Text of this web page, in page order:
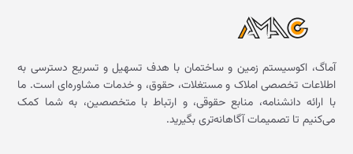
آماگ، اکوسیستم زمین و ساختمان با هدف تسهیل و تسریع دسترسی به
اطلاعات تخصصی املاک و مستغلات، حقوق، و خدمات مشاوره‌ای است. ما
با ارائه دانشنامه، منابع حقوقی، و ارتباط با متخصصین، به شما کمک
می‌کنیم تا تصمیمات آگاهانه‌تری بگیرید.